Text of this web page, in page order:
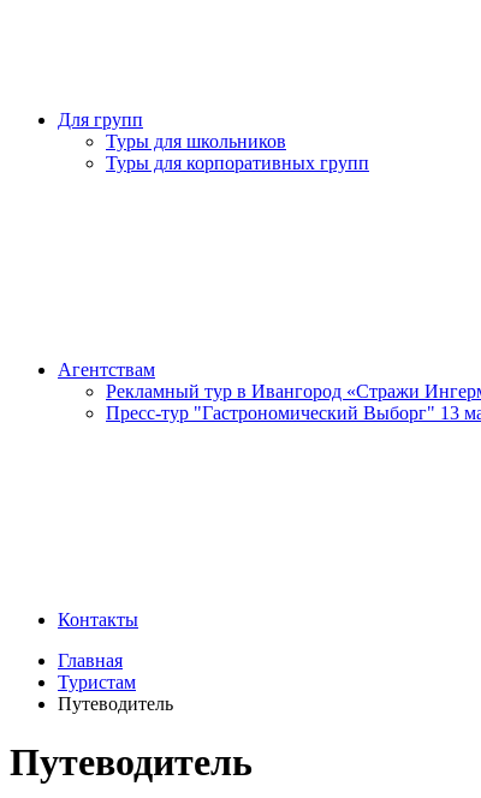
Для групп
Туры для школьников
Туры для корпоративных групп
Агентствам
Рекламный тур в Ивангород «Стражи
Пресс-тур "Гастрономический Выборг" 13
Контакты
Главная
Туристам
Путеводитель
Путеводитель